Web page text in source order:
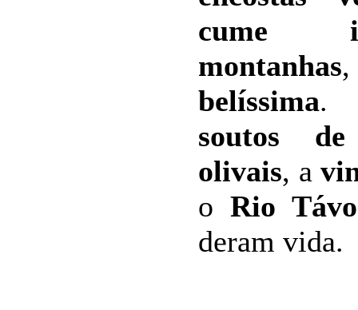
cume
montanhas
belíssima.
soutos de
olivais, a
o Rio
deram vida.